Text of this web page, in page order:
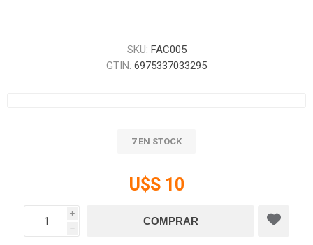
SKU: FAC005
GTIN: 6975337033295
7 EN STOCK
U$S 10
i
h